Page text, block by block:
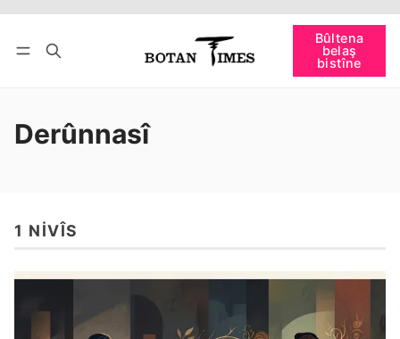
Bûltena
belaş
bistîne
bişopîne
Derûnnasî
1 NIVÎS